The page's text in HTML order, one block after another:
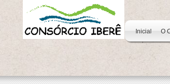
Inicial O